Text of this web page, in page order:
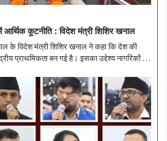
कूटनीति : विदेश मंत्री शिशिर खनाल
के विदेश मंत्री शिशिर खनाल ने कहा कि देश की
प्राथमिकता बन गई है। इसका उद्देश्य नागरिकों के